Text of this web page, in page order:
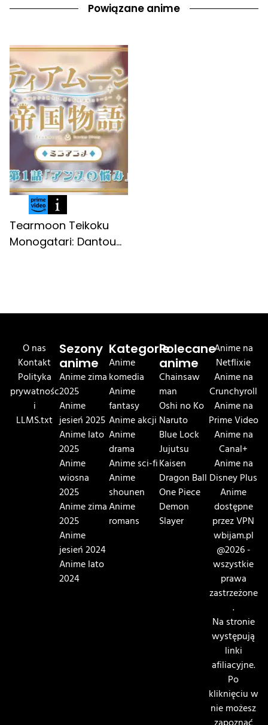
Powiązane anime
Tearmoon Teikoku
Monogatari: Dantou...
O nas
Kontakt
Polityka
prywatnośc
i
LLMS.txt
Sezony
anime
Anime zima
2025
Anime
jesień 2025
Anime lato
2025
Anime
wiosna
2025
Anime zima
2025
Anime
jesień 2024
Anime lato
2024
Kategorie
Anime
komedia
Anime
fantasy
Anime akcji
Anime
drama
Anime sci-fi
Anime
shounen
Anime
romans
Polecane
anime
Chainsaw
man
Oshi no Ko
Naruto
Blue Lock
Jujutsu
Kaisen
Dragon Ball
One Piece
Demon
Slayer
Anime na
Netflixie
Anime na
Crunchyroll
Anime na
Prime Video
Anime na
Canal+
Anime na
Disney Plus
Anime
dostępne
przez VPN
wbijam.pl
@2026 -
wszystkie
prawa
zastrzeżone
.
Na stronie
występują
linki
afiliacyjne.
Po
kliknięciu w
nie możesz